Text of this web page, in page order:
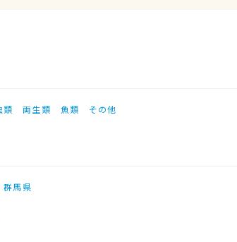
類 両生類 魚類 その他
群馬県